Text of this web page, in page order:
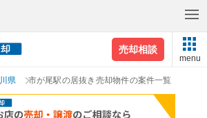
売却相談
menu
県 市が尾駅の居抜き売却物件の案件一覧